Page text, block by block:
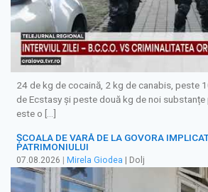
24 de kg de cocaină, 2 kg de canabis, peste
de Ecstasy și peste două kg de noi
este o […]
ȘCOALA DE VARĂ DE LA GOVORA
PATRIMONIULUI
07.08.2026 Mirela Giodea | Dolj